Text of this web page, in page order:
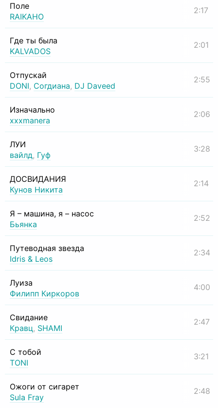
Поле
RAIKAHO
2:17
Где ты была
KALVADOS
2:01
Отпускай
DONI, Согдиана, DJ Daveed
2:55
Изначально
xxxmanera
2:06
ЛУИ
вайлд, Гуф
3:28
ДОСВИДАНИЯ
Кунов Никита
2:14
Я – машина, я – насос
Бьянка
2:52
Путеводная звезда
Idris & Leos
2:34
Луиза
Филипп Киркоров
4:00
Свидание
Кравц, SHAMI
2:47
С тобой
TONI
3:21
Ожоги от сигарет
Sula Fray
2:48